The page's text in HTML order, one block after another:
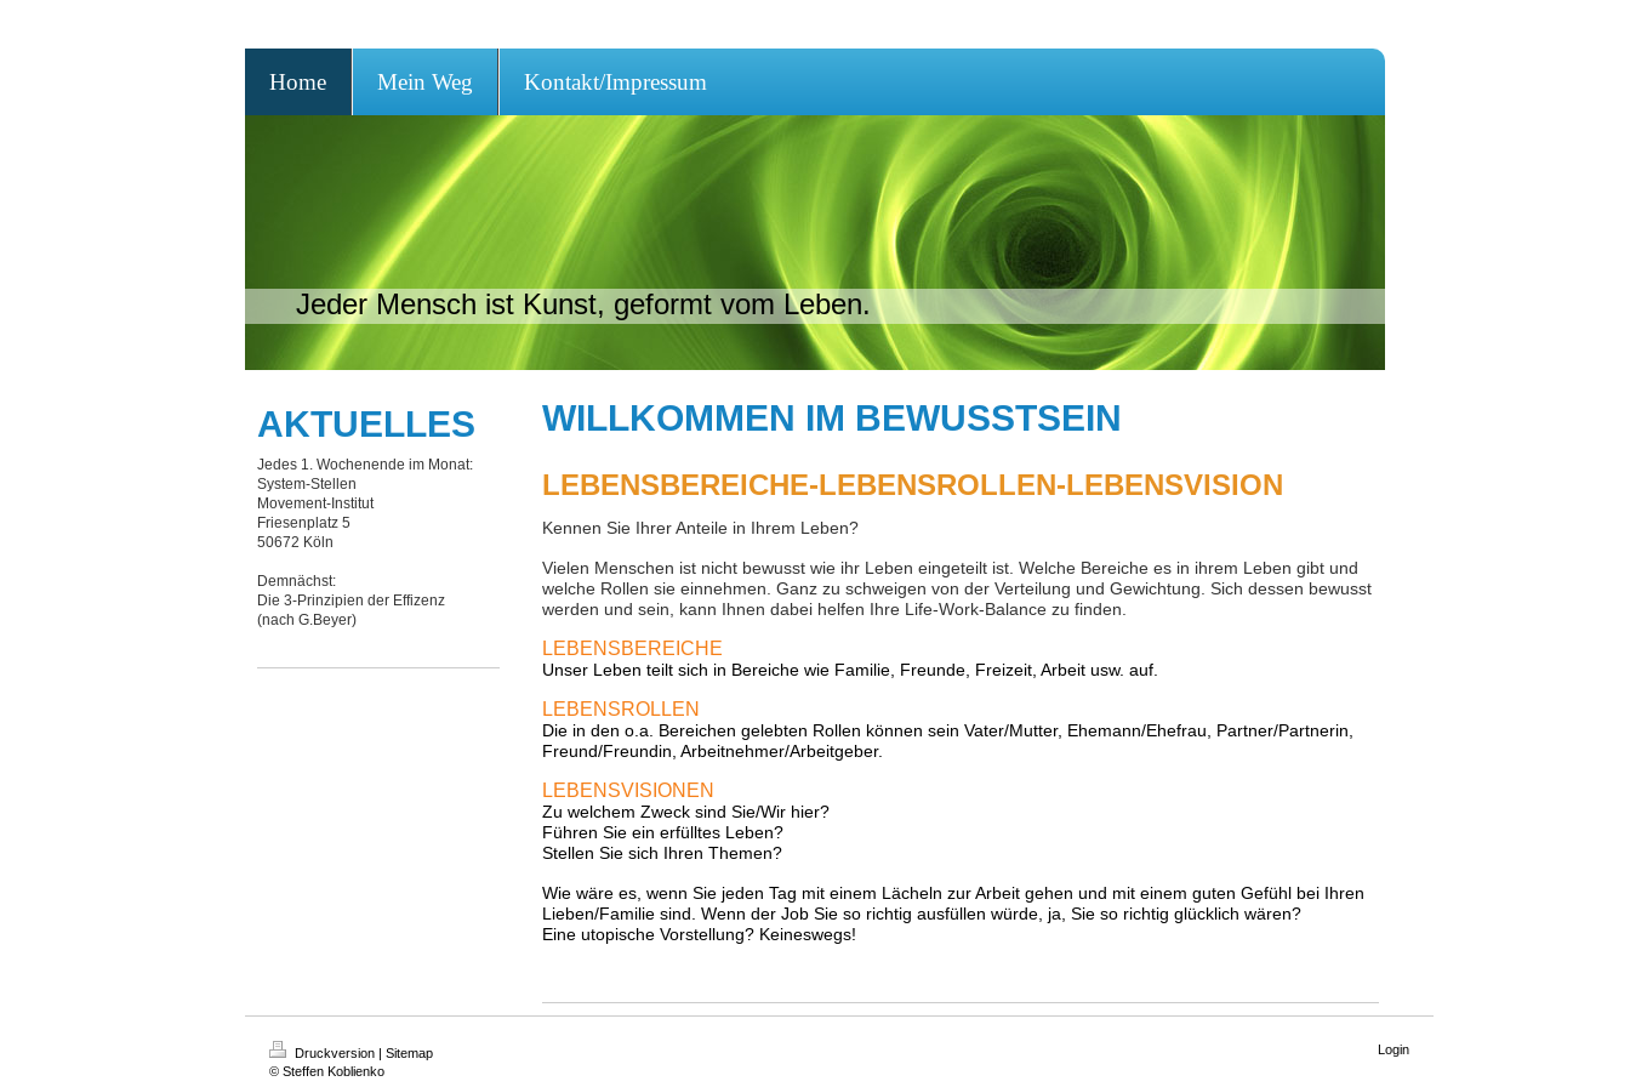
Home Mein Weg Kontakt/Impressum
Jeder Mensch ist Kunst, geformt vom Leben.
AKTUELLES
Jedes 1. Wochenende im Monat:
System-Stellen
Movement-Institut
Friesenplatz 5
50672 Köln
Demnächst:
Die 3-Prinzipien der Effizenz
(nach G.Beyer)
WILLKOMMEN IM BEWUSSTSEIN
LEBENSBEREICHE-LEBENSROLLEN-LEBENSVISION
Kennen Sie Ihrer Anteile in Ihrem Leben?
Vielen Menschen ist nicht bewusst wie ihr Leben eingeteilt ist. Welche Bereiche es in ihrem Leben gibt und
welche Rollen sie einnehmen. Ganz zu schweigen von der Verteilung und Gewichtung. Sich dessen bewusst
werden und sein, kann Ihnen dabei helfen Ihre Life-Work-Balance zu finden.
LEBENSBEREICHE
Unser Leben teilt sich in Bereiche wie Familie, Freunde, Freizeit, Arbeit usw. auf.
LEBENSROLLEN
Die in den o.a. Bereichen gelebten Rollen können sein Vater/Mutter, Ehemann/Ehefrau, Partner/Partnerin,
Freund/Freundin, Arbeitnehmer/Arbeitgeber.
LEBENSVISIONEN
Zu welchem Zweck sind Sie/Wir hier?
Führen Sie ein erfülltes Leben?
Stellen Sie sich Ihren Themen?
Wie wäre es, wenn Sie jeden Tag mit einem Lächeln zur Arbeit gehen und mit einem guten Gefühl bei Ihren
Lieben/Familie sind. Wenn der Job Sie so richtig ausfüllen würde, ja, Sie so richtig glücklich wären?
Eine utopische Vorstellung? Keineswegs!
Druckversion | Sitemap
© Steffen Koblienko
Login